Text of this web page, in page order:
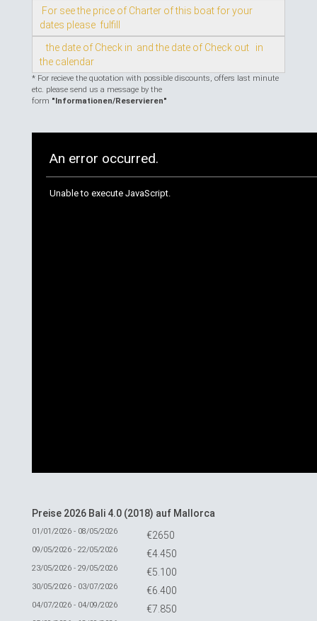
For see the price of Charter of this boat for your
dates please fulfill
the date of Check in and the date of Check out in
the calendar
* For recieve the quotation with possible discounts, offers last minute
etc. please send us a message by the
form "Informationen/Reservieren"
Preise 2026 Bali 4.0 (2018) auf Mallorca
01/01/2026 - 08/05/2026 €2650
09/05/2026 - 22/05/2026 €4.450
23/05/2026 - 29/05/2026 €5.100
30/05/2026 - 03/07/2026 €6.400
04/07/2026 - 04/09/2026 €7.850